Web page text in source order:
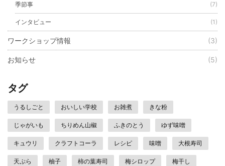
季節事 (7)
インタビュー (1)
ワークショップ情報 (3)
お知らせ (5)
タグ
うるしごと おいしい学校 お雑煮 きな粉
じゃがいも ちりめん山椒 ふきのとう ゆず味噌
キュウリ クラフトコーラ レシピ 味噌 大根寿司
天ぷら 柚子 柿の葉寿司 梅シロップ 梅干し